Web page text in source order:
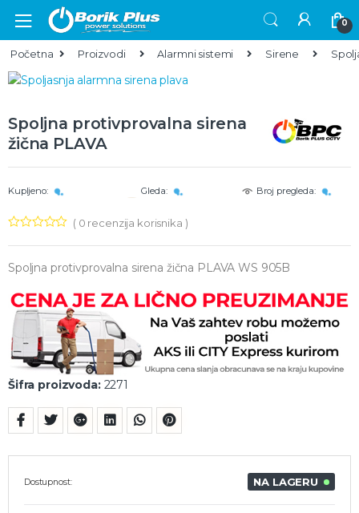
Skip to navigation
Skip to content
0
Početna Proizvodi Alarmni sistemi Sirene
Spoljna protivprovalna sirena
žična PLAVA
Kupljeno: Gleda: Broj pregleda:
( 0 recenzija korisnika )
Spoljna protivprovalna sirena žična PLAVA WS 905B
Šifra proizvoda: 2271
Dostupnost: NA LAGERU